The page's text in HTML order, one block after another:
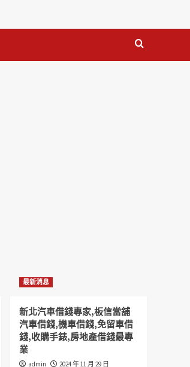
最新消息
新北汽車借錢專家,板信當舖
汽車借錢,機車借錢,免留車借
錢,收購手錶,房地產借錢最專
業
admin 2024 年 11 月 29 日